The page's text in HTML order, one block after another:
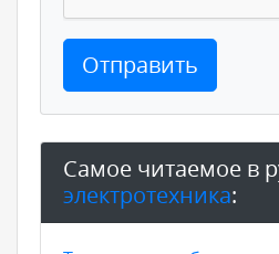
Отправить
Самое читаемое в
электротехника: